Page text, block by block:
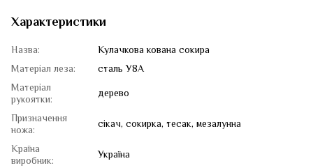
Характеристики
Назва:
Кулачкова кована сокира
Матеріал леза:
сталь У8А
Матеріал
рукоятки:
дерево
Призначення
ножа:
сікач, сокирка, тесак, мезалунна
Країна
виробник:
Україна